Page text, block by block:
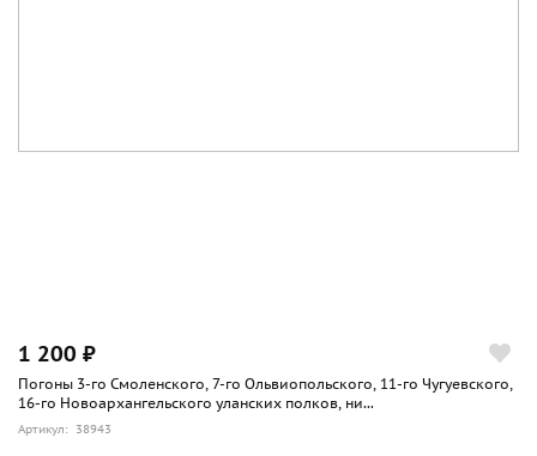
1 200 ₽
Погоны 3-го Смоленского, 7-го Ольвиопольского, 11-го Чугуевского,
16-го Новоархангельского уланских полков, ни...
Артикул: 38943